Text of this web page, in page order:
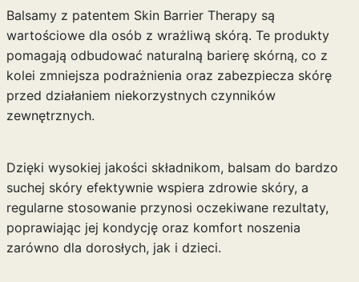
Balsamy z patentem Skin Barrier Therapy są
wartościowe dla osób z wrażliwą skórą. Te produkty
pomagają odbudować naturalną barierę skórną, co z
kolei zmniejsza podrażnienia oraz zabezpiecza skórę
przed działaniem niekorzystnych czynników
zewnętrznych.
Dzięki wysokiej jakości składnikom, balsam do bardzo
suchej skóry efektywnie wspiera zdrowie skóry, a
regularne stosowanie przynosi oczekiwane rezultaty,
poprawiając jej kondycję oraz komfort noszenia
zarówno dla dorosłych, jak i dzieci.